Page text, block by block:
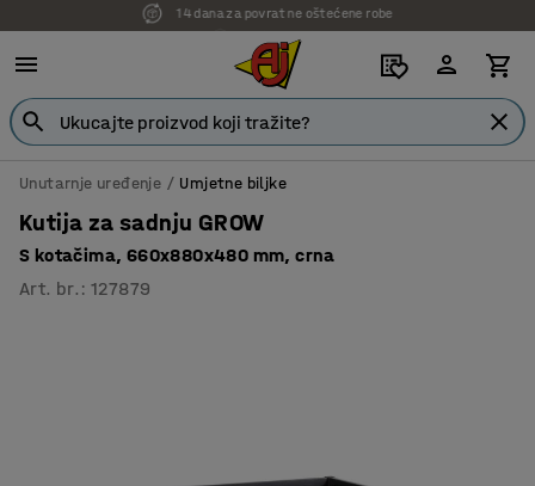
7 godina garancije
Unutarnje uređenje Umjetne biljke
Kutija za sadnju GROW
S kotačima, 660x880x480 mm, crna
Art. br. :127879